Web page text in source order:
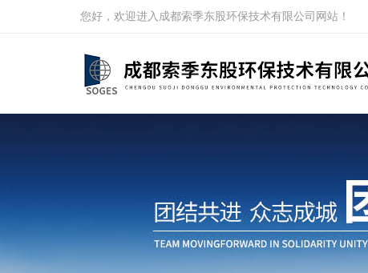
您好，欢迎进入成都索季东股环保技术有限公司网站！